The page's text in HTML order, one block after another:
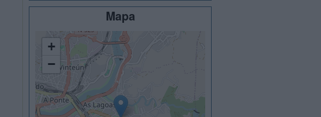
Mapa
+
−